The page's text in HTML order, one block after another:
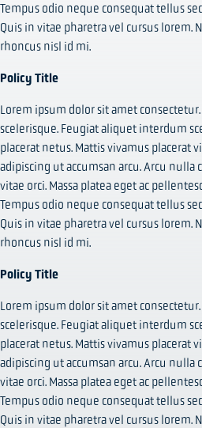
Tempus odio neque consequat tellus
Quis in vitae pharetra vel cursus lorem.
rhoncus nisl id mi.
Policy Title
Lorem ipsum dolor sit amet
scelerisque. Feugiat aliquet interdum
placerat netus. Mattis vivamus placerat
adipiscing ut accumsan arcu. Arcu nulla
vitae orci. Massa platea eget ac
Tempus odio neque consequat tellus
Quis in vitae pharetra vel cursus lorem.
rhoncus nisl id mi.
Policy Title
Lorem ipsum dolor sit amet
scelerisque. Feugiat aliquet interdum
placerat netus. Mattis vivamus placerat
adipiscing ut accumsan arcu. Arcu nulla
vitae orci. Massa platea eget ac
Tempus odio neque consequat tellus
Quis in vitae pharetra vel cursus lorem.